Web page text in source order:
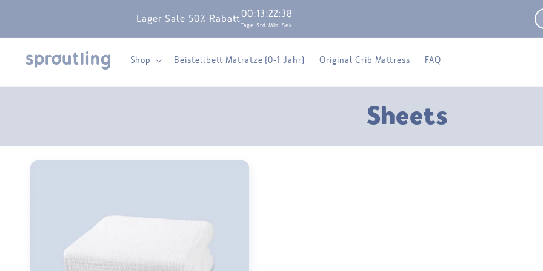
Lager Sale 50% Rabatt00
Tage
:13
Std
:22
Min
:38
Sek
Shop Beistellbett Matratze (0-1 Jahr) Original Crib Mattress FAQ
C
o
Sheets